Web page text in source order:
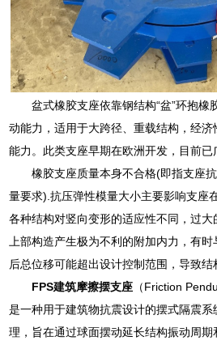
盆式橡胶支座依靠钢结构“盆”环抱橡
动能力，适用于大跨径、重载结构，经
能力。此类支座早期在欧洲开发，目前已
橡胶支座质量本身不合格(即指支座
量要求).抗压弹性模量大小主要影响支座
各种结构对竖向变形的适应性不同，过
上部构造产生极为不利的附加内力，有
后总位移可能超出设计控制范围，导致结
FPS建筑摩擦摆支座 （Friction
是一种用于建筑物抗震设计的摆式隔震
理，旨在通过球面摆动延长结构振动周